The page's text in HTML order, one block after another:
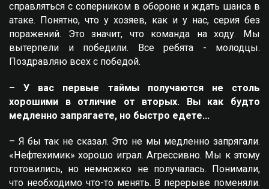
справляться с соперником в обороне и ждать шанса в
атаке. Понятно, что у хозяев, как и у нас, серия без
поражений. Это значит, что команда на ходу. Мы
вытерпели и победили. Все ребята - молодцы.
Поздравляю всех с победой.
– У вас первые таймы получаются не столь
хорошими в отличие от вторых. Вы как будто
медленно запрягаете, но быстро едете...
– Я бы так не сказал. Это не мы медленно запрягали.
«Нефтехимик» хорошо играл. Агрессивно. Мы к этому
готовились, но немножко не получалась. Понимали,
что необходимо что-то менять. В перерыве поменяли.